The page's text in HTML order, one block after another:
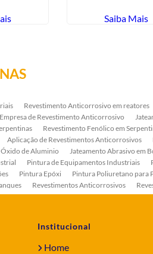
Saiba Mais
Revestimento Anticorrosivo em reatores
Empresa de Revestimento Anticorrosivo
Revestimento Fenólico em
Aplicação de Revestimentos Anticorrosivos
de Aluminio
Jateamento Abrasivo em
Pintura de Equipamentos Industriais
Pintura Epóxi Pintura Poliuretano para
Revestimentos Anticorrosivos
Serviço de Jateamento em Bombas
Institucional
Home